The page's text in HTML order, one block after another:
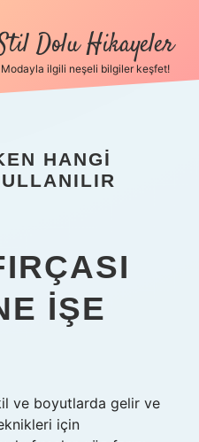
Dolu Hikayeler
Modayla ilgili neşeli bilgiler keşfet!
HANGI
IŞE
ve boyutlarda gelir ve
için